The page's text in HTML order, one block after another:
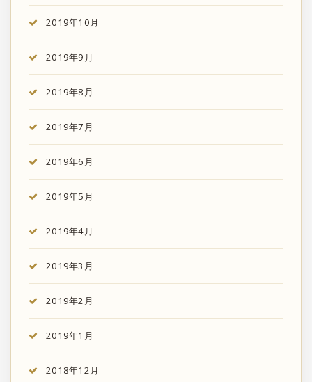
2019年10月
2019年9月
2019年8月
2019年7月
2019年6月
2019年5月
2019年4月
2019年3月
2019年2月
2019年1月
2018年12月